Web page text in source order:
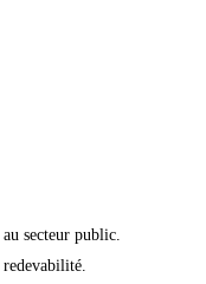
secteur public.